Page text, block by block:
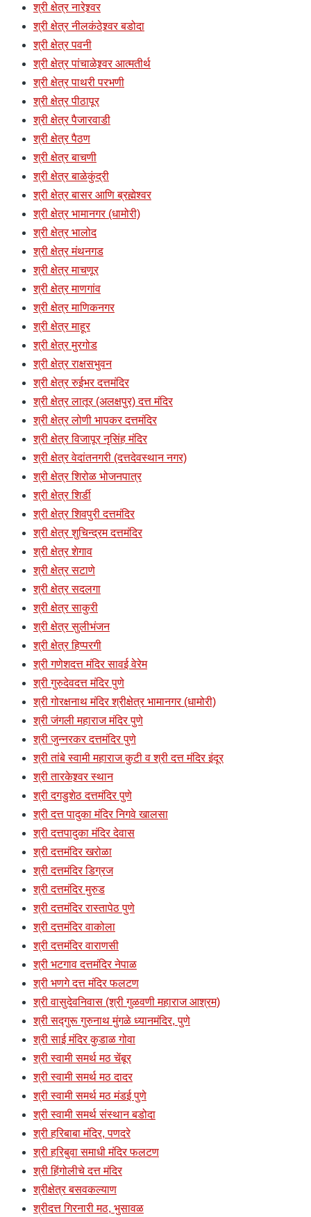
श्री क्षेत्र नारेश्र्वर
श्री क्षेत्र नीलकंठेश्र्वर बडोदा
श्री क्षेत्र पवनी
श्री क्षेत्र पांचाळेश्र्वर आत्मतीर्थ
श्री क्षेत्र पाथरी परभणी
श्री क्षेत्र पीठापूर
श्री क्षेत्र पैजारवाडी
श्री क्षेत्र पैठण
श्री क्षेत्र बाचणी
श्री क्षेत्र बाळेकुंद्री
श्री क्षेत्र बासर आणि ब्रह्मेश्वर
श्री क्षेत्र भामानगर (धामोरी)
श्री क्षेत्र भालोद
श्री क्षेत्र मंथनगड
श्री क्षेत्र माचणूर
श्री क्षेत्र माणगांव
श्री क्षेत्र माणिकनगर
श्री क्षेत्र माहूर
श्री क्षेत्र मुरगोड
श्री क्षेत्र राक्षसभुवन
श्री क्षेत्र रुईभर दत्तमंदिर
श्री क्षेत्र लातूर (अलक्षपुर) दत्त मंदिर
श्री क्षेत्र लोणी भापकर दत्तमंदिर
श्री क्षेत्र विजापूर नृसिंह मंदिर
श्री क्षेत्र वेदांतनगरी (दत्तदेवस्थान नगर)
श्री क्षेत्र शिरोळ भोजनपात्र
श्री क्षेत्र शिर्डी
श्री क्षेत्र शिवपुरी दत्तमंदिर
श्री क्षेत्र शुचिन्द्रम दत्तमंदिर
श्री क्षेत्र शेगाव
श्री क्षेत्र सटाणे
श्री क्षेत्र सदलगा
श्री क्षेत्र साकुरी
श्री क्षेत्र सुलीभंजन
श्री क्षेत्र हिप्परगी
श्री गणेशदत्त मंदिर सावई वेरेम
श्री गुरुदेवदत्त मंदिर पुणे
श्री गोरक्षनाथ मंदिर श्रीक्षेत्र भामानगर (धामोरी)
श्री जंगली महाराज मंदिर पुणे
श्री जुन्नरकर दत्तमंदिर पुणे
श्री तांबे स्वामी महाराज कुटी व श्री दत्त मंदिर इंदूर
श्री तारकेश्र्वर स्थान
श्री दगडुशेठ दत्तमंदिर पुणे
श्री दत्त पादुका मंदिर निगवे खालसा
श्री दत्तपादुका मंदिर देवास
श्री दत्तमंदिर खरोळा
श्री दत्तमंदिर डिग्रज
श्री दत्तमंदिर मुरुड
श्री दत्तमंदिर रास्तापेठ पुणे
श्री दत्तमंदिर वाकोला
श्री दत्तमंदिर वाराणसी
श्री भटगाव दत्तमंदिर नेपाळ
श्री भणगे दत्त मंदिर फलटण
श्री वासुदेवनिवास (श्री गुळवणी महाराज आश्रम)
श्री सद्गुरू गुरुनाथ मुंगळे ध्यानमंदिर, पुणे
श्री साई मंदिर कुडाळ गोवा
श्री स्वामी समर्थ मठ चेंबूर
श्री स्वामी समर्थ मठ दादर
श्री स्वामी समर्थ मठ मंडई पुणे
श्री स्वामी समर्थ संस्थान बडोदा
श्री हरिबाबा मंदिर, पणदरे
श्री हरिबुवा समाधी मंदिर फलटण
श्री हिंगोलीचे दत्त मंदिर
श्रीक्षेत्र बसवकल्याण
श्रीदत्त गिरनारी मठ, भुसावळ